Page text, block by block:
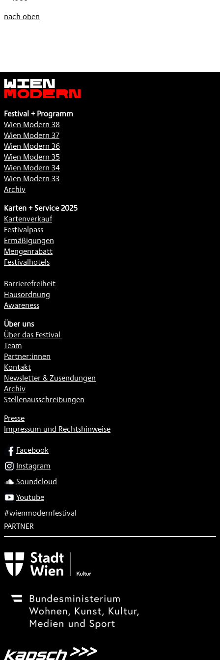
nach oben
Wien
Modern
Festival + Programm
Wien Modern 38
Wien Modern 37
Wien Modern 36
Wien Modern 35
Wien Modern 34
Wien Modern 33
Archiv
Karten + Service 2025
Kartenverkauf
Festivalpass
Ermäßigungen
Mengenrabatt
Festivalhotels
Barrierefreiheit
Hausordnung
Awareness
Über uns
Über das Festival
Team
Partner:innen
Kontakt
Newsletter & Zusendungen
Archiv
Stellenausschreibungen
Presse
Impressum und Rechtshinweise
SOCIALFacebook
Instagram
Soundcloud
Youtube
#wienmodernfestival
PARTNER
Subventionsgeber